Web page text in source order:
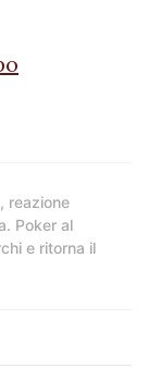
reazione
Poker al
e ritorna il